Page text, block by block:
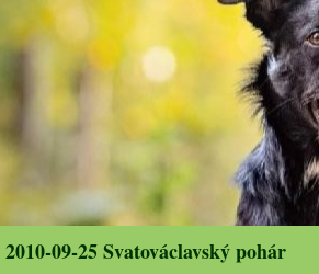
2010-09-25 Svatováclavský pohár